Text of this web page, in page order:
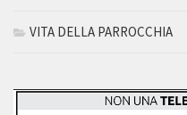
VITA DELLA PARROCCHIA